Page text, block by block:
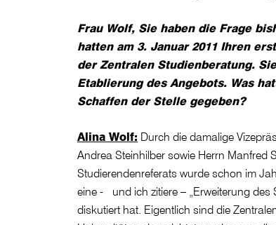
Frau Wolf, Sie haben die Frage
hatten am 3. Januar 2011 Ihren
der Zentralen Studienberatung.
Etablierung des Angebots. Was
Schaffen der Stelle gegeben?
Alina Wolf: Durch die damalige
Andrea Steinhilber sowie Herrn Manfred
Studierendenreferats wurde schon im
eine - und ich zitiere – „Erweiterung des
diskutiert hat. Eigentlich sind die